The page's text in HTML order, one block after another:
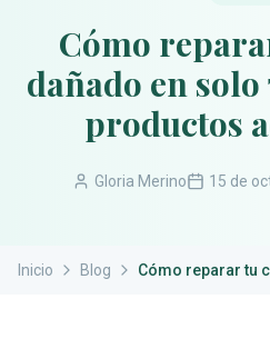
Cómo
dañado en
productos
Gloria Merino 15 de
Inicio Blog Cómo reparar tu